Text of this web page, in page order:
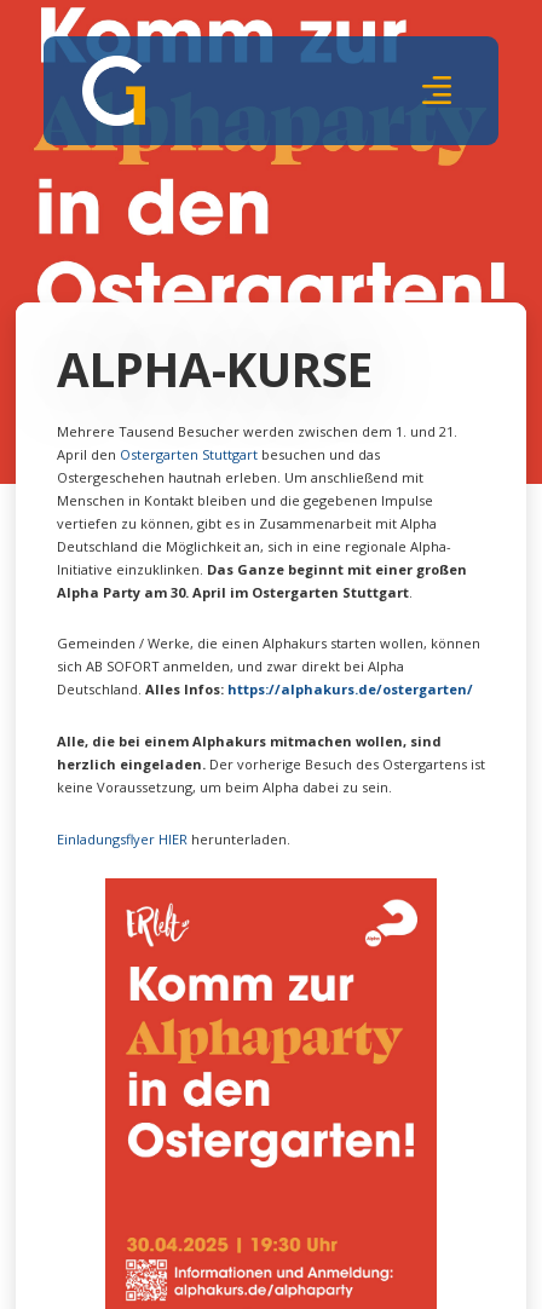
ALPHA-KURSE
Mehrere Tausend Besucher werden zwischen dem 1. und 21.
April den Ostergarten Stuttgartbesuchen und das
Ostergeschehen hautnah erleben. Um anschließend mit
Menschen in Kontakt bleiben und die gegebenen Impulse
vertiefen zu können, gibt es in Zusammenarbeit mit Alpha
Deutschland die Möglichkeit an, sich in eine regionale Alpha-
Initiative einzuklinken. Das Ganze beginnt mit einer großen
Alpha Party am 30. April im Ostergarten Stuttgart.
Gemeinden / Werke, die einen Alphakurs starten wollen, können
sich AB SOFORT anmelden, und zwar direkt bei Alpha
Deutschland. Alles Infos: https://alphakurs.de/ostergarten/
Alle, die bei einem Alphakurs mitmachen wollen, sind
herzlich eingeladen.Der vorherige Besuch des Ostergartens ist
keine Voraussetzung, um beim Alpha dabei zu sein.
Einladungsflyer HIER herunterladen.